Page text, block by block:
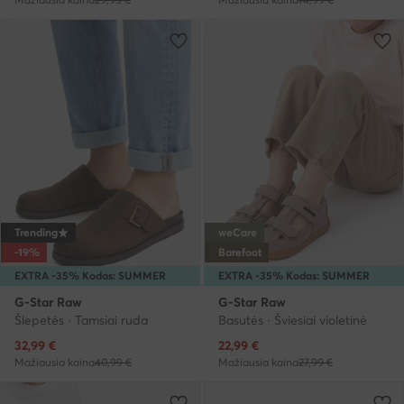
EXTRA -35% Kodas: SUMMER
Trending
-19%
G-Star Raw
Šlepetės · Tamsiai ruda
Dabartinė kaina
32,99 €
Mažiausia kaina40,99 €
EXTRA -35% Kodas: SUMMER
weCare
Barefoot
G-Star Raw
Basutės · Šviesiai violetinė
Dabartinė kaina
22,99 €
Mažiausia kaina27,99 €